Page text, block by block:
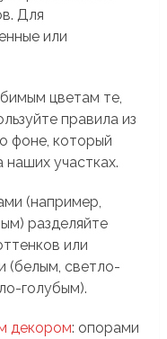
Для
или
цветам те,
правила из
фоне, который
участках.
(например,
разделяйте
или
(белым, светло-
голубым).
декором: опорами